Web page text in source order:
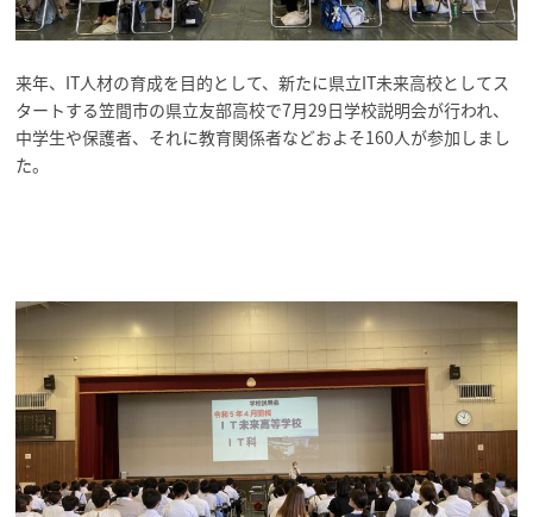
来年、IT人材の育成を目的として、新たに県立IT未来高校としてス
タートする笠間市の県立友部高校で7月29日学校説明会が行われ、
中学生や保護者、それに教育関係者などおよそ160人が参加しまし
た。